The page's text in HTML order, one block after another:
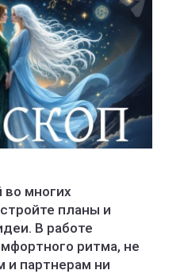
многих
планы и
В работе
ритма, не
и партнерам ни